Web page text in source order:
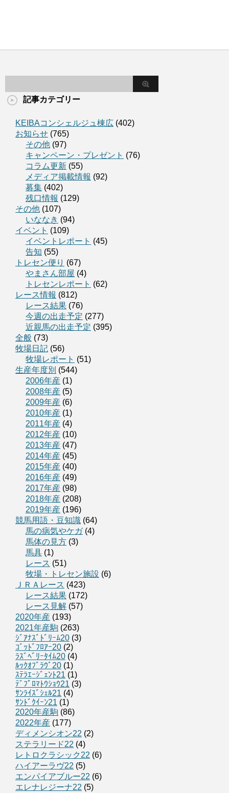
記事カテゴリー
KEIBAコンシェルジュ棟広 (402)
お知らせ (765)
その他 (97)
キャンペーン・プレゼント (76)
コラム更新 (55)
メディア掲載情報 (92)
募集 (402)
残口情報 (129)
その他 (107)
いななき (94)
イベント (109)
イベントレポート (45)
告知 (55)
トレセン便り (67)
やまさん部屋 (4)
トレセンレポート (62)
レース情報 (812)
レース結果 (76)
今週の出走予定 (277)
近親馬の出走予定 (395)
全般 (73)
牧場日記 (56)
牧場レポート (51)
生産年度別 (544)
2006年産 (1)
2008年産 (5)
2009年産 (6)
2010年産 (1)
2011年産 (4)
2012年産 (10)
2013年産 (47)
2014年産 (45)
2015年産 (40)
2016年産 (49)
2017年産 (98)
2018年産 (208)
2019年産 (196)
競馬用語・豆知識 (64)
馬の病気やケガ(4)
馬体の見方 (3)
馬具 (1)
レース (51)
牧場・トレセン施設 (6)
ＪＲＡレース (423)
レース結果 (172)
レース見解 (57)
2020年産 (193)
2021年産駒 (263)
ｼﾞｱﾅｽﾞﾄﾞﾘｰﾑ20 (3)
ｺﾞｯﾄﾞﾌﾛｱｰ20 (2)
ﾗｽﾞﾍﾞﾘｰﾀｲﾑ20 (4)
ﾙｯｸｵﾌﾞﾗｳﾞ20 (1)
ｽﾃﾗｴｰｼﾞｪﾝﾄ21 (1)
ﾃﾞﾌﾟﾛﾏﾄｳｼｮｳ21 (3)
ｻﾝﾗｲｽﾞｼｪﾙ21 (4)
ｻﾝﾄﾞｸｲｰﾝ21 (1)
2020年産駒 (86)
2022年産 (177)
ディメンシオン22 (2)
ステラリード22 (4)
レトロクラシック22 (6)
ハイアーラヴ22 (5)
エンパイアブルー22 (6)
エレナレジーナ22 (5)